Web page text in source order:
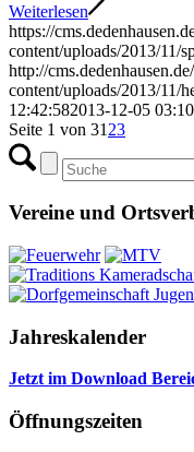
Weiterlesen
https://
content/uploads/2013/11/
http://
content/uploads/2013/11/
12:42:582013-12-05
Seite 1 von 31 23
Vereine und
Jahreskalender
Jetzt im Download
Öffnungszeiten